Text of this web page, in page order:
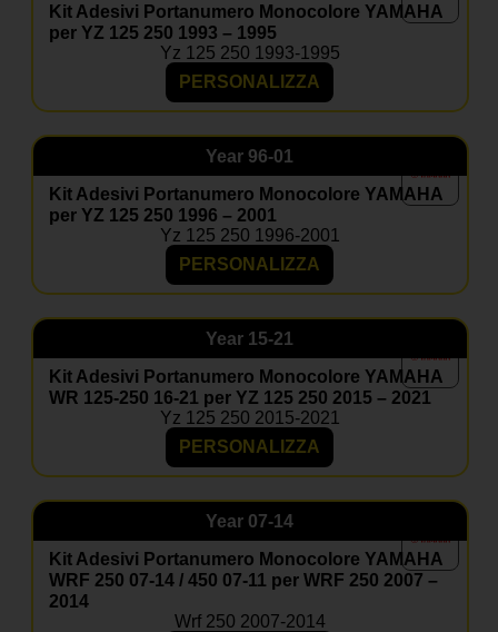
Kit Adesivi Portanumero Monocolore YAMAHA
per YZ 125 250 1993 – 1995
Yz 125 250 1993-1995
PERSONALIZZA
Year 96-01
Kit Adesivi Portanumero Monocolore YAMAHA
per YZ 125 250 1996 – 2001
Yz 125 250 1996-2001
PERSONALIZZA
Year 15-21
Kit Adesivi Portanumero Monocolore YAMAHA
WR 125-250 16-21 per YZ 125 250 2015 – 2021
Yz 125 250 2015-2021
PERSONALIZZA
Year 07-14
Kit Adesivi Portanumero Monocolore YAMAHA
WRF 250 07-14 / 450 07-11 per WRF 250 2007 –
2014
Wrf 250 2007-2014